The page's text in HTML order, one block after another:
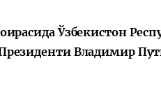
МирзиёеваЎзбекистон
Владимир